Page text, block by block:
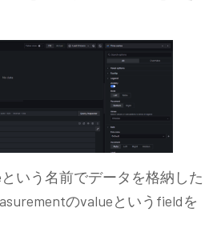
いう名前でデータを格納した
のvalueというfieldを